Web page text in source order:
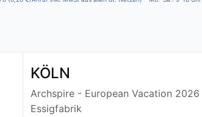
KÖLN
Archspire - European Vacation 2026
Essigfabrik